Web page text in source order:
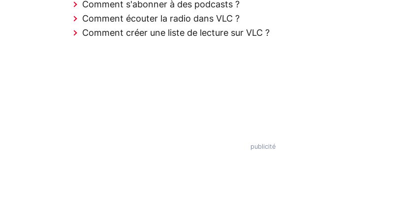
Comment s'abonner à des podcasts ?
Comment écouter la radio dans VLC ?
Comment créer une liste de lecture sur VLC ?